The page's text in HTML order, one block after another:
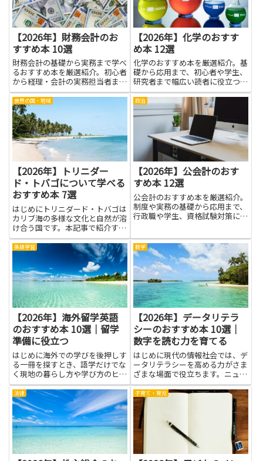
進...
が...
【2026年】財務会計のお
すすめ本 10選
財務会計の基礎から実務まで学べ
るおすすめ本を厳選紹介。初心者
から経理・会計の実務担当者まで
役立つ一冊が必ず見つかります。
【2026年】化学のおすす
め本 12選
化学のおすすめ本を厳選紹介。基
礎から応用まで、初心者や学生、
研究者まで幅広い読者に役立つ良
書をわかりやすく紹介します。
世界の国・地域
【2026年】トリニダー
ド・トバゴについて学べる
おすすめ本 7選
はじめにトリニダード・トバゴは
カリブ海の多様な文化と自然が溶
け合う国です。本記事で紹介する
本は、旅行の事前知識や学び直
し、趣味としての深掘りに役立つ
一冊を見つけるためのリストで
す。歴史や社会構造、音楽や祭
り、食文化、自然環境といった複
数の側...
政治
【2026年】公会計のおす
すめ本 12選
公会計のおすすめ本を厳選紹介。
制度や実務の基礎から応用まで、
行政職や学生、資格試験対策にも
英語学習
【2026年】海外留学英語
のおすすめ本 10選｜留学
準備に役立つ
はじめに海外での学びを後押しす
る一冊を探すとき、語学だけでな
く現地の暮らし方や学び方のヒン
トを同時に得られる本が役に立つ
ことがあります。この記事は、海
外留学英語を学ぶ人に向けて、学
習のお供として役立つ本の情報を
まとめたものです。読み進める
う...
数学
【2026年】データリテラ
シーのおすすめ本 10選｜
数字を読む力を育てる
はじめに現代の情報社会では、デ
ータリテラシーを高める力がさま
ざまな場面で役立ちます。ニュー
スの統計や企業の指標を理解する
ことで、判断に自信が生まれ、誤
解や偽情報に惑わされにくくなり
ます。本記事は、データリテラシ
ーを高める手がかりを、暮らし
と...
法律 子育て・育児